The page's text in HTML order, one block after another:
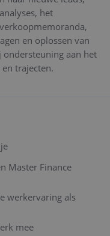
het
en oplossen van
aan het
trajecten.
Master Finance
werkervaring als
mee